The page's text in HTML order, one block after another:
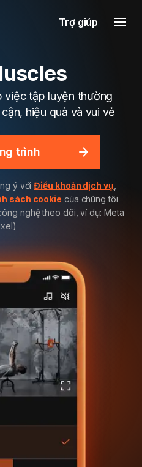
Trợ giúp
việc tập luyện thường
hiệu quả và vui vẻ
trình
ý vớiĐiều khoản dịch vụ
sách cookie của chúng tôi
nghệ theo dõi, ví dụ: Meta